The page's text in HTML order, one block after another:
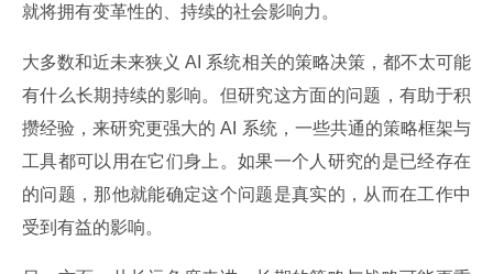
就将拥有变革性的、持续的社会影响力。
大多数和近未来狭义 AI 系统相关的策略决策，都不太可能
有什么长期持续的影响。但研究这方面的问题，有助于积
攒经验，来研究更强大的 AI 系统，一些共通的策略框架与
工具都可以用在它们身上。如果一个人研究的是已经存在
的问题，那他就能确定这个问题是真实的，从而在工作中
受到有益的影响。